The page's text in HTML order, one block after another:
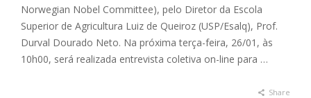
Norwegian Nobel Committee), pelo Diretor da Escola
Superior de Agricultura Luiz de Queiroz (USP/Esalq), Prof.
Durval Dourado Neto. Na próxima terça-feira, 26/01, às
10h00, será realizada entrevista coletiva on-line para …
Share